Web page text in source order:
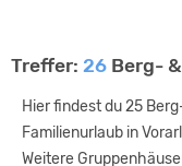
Treffer: 26 Berg-
Hier findest du 25
Familienurlaub in
Weitere